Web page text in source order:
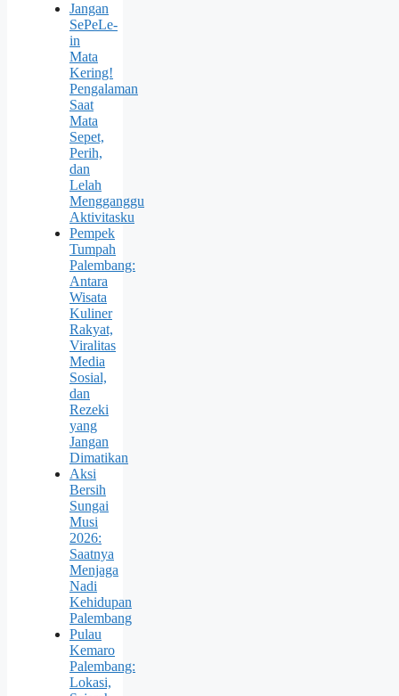
Jangan
SePeLe-
in
Mata
Kering!
Pengalaman
Saat
Mata
Sepet,
Perih,
dan
Lelah
Mengganggu
Aktivitasku
Pempek
Tumpah
Palembang:
Antara
Wisata
Kuliner
Rakyat,
Viralitas
Media
Sosial,
dan
Rezeki
yang
Jangan
Dimatikan
Aksi
Bersih
Sungai
Musi
2026:
Saatnya
Menjaga
Nadi
Kehidupan
Palembang
Pulau
Kemaro
Palembang:
Lokasi,